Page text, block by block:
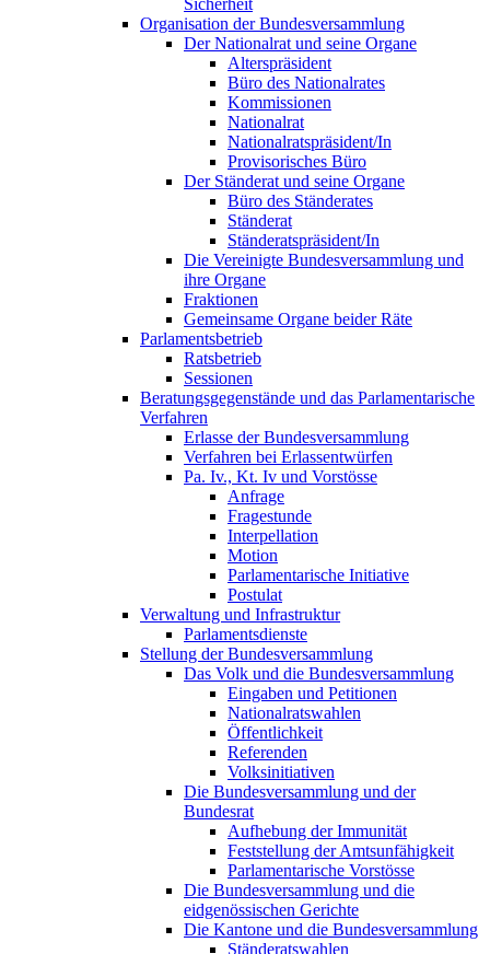
Sicherheit
Organisation der Bundesversammlung
Der Nationalrat und seine Organe
Alterspräsident
Büro des Nationalrates
Kommissionen
Nationalrat
Nationalratspräsident/In
Provisorisches Büro
Der Ständerat und seine Organe
Büro des Ständerates
Ständerat
Ständeratspräsident/In
Die Vereinigte Bundesversammlung und
ihre Organe
Fraktionen
Gemeinsame Organe beider Räte
Parlamentsbetrieb
Ratsbetrieb
Sessionen
Beratungsgegenstände und das Parlamentarische
Verfahren
Erlasse der Bundesversammlung
Verfahren bei Erlassentwürfen
Pa. Iv., Kt. Iv und Vorstösse
Anfrage
Fragestunde
Interpellation
Motion
Parlamentarische Initiative
Postulat
Verwaltung und Infrastruktur
Parlamentsdienste
Stellung der Bundesversammlung
Das Volk und die Bundesversammlung
Eingaben und Petitionen
Nationalratswahlen
Öffentlichkeit
Referenden
Volksinitiativen
Die Bundesversammlung und der
Bundesrat
Aufhebung der Immunität
Feststellung der Amtsunfähigkeit
Parlamentarische Vorstösse
Die Bundesversammlung und die
eidgenössischen Gerichte
Die Kantone und die Bundesversammlung
Ständeratswahlen